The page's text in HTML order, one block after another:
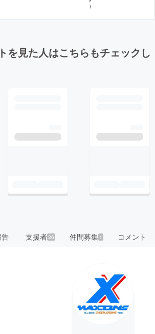
！
を見た人はこちらもチェックし
支援者36 仲間募集 1 コメント